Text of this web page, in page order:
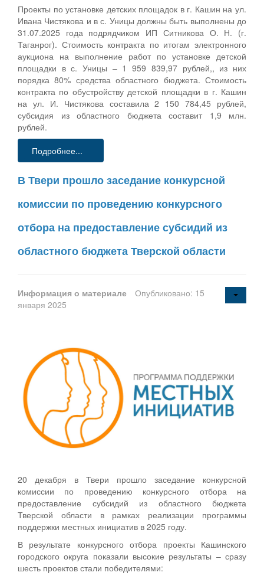
Проекты по установке детских площадок в г. Кашин на ул.
Ивана Чистякова и в с. Уницы должны быть выполнены до
31.07.2025 года подрядчиком ИП Ситникова О. Н. (г.
Таганрог). Стоимость контракта по итогам электронного
аукциона на выполнение работ по установке детской
площадки в с. Уницы – 1 959 839,97 рублей,, из них
порядка 80% средства областного бюджета. Стоимость
контракта по обустройству детской площадки в г. Кашин
на ул. И. Чистякова составила 2 150 784,45 рублей,
субсидия из областного бюджета составит 1,9 млн.
рублей.
Подробнее...
В Твери прошло заседание конкурсной
комиссии по проведению конкурсного
отбора на предоставление субсидий из
областного бюджета Тверской области
Информация о материале
Опубликовано: 15
января 2025
20 декабря в Твери прошло заседание конкурсной
комиссии по проведению конкурсного отбора на
предоставление субсидий из областного бюджета
Тверской области в рамках реализации программы
поддержки местных инициатив в 2025 году.
В результате конкурсного отбора проекты Кашинского
городского округа показали высокие результаты – сразу
шесть проектов стали победителями: